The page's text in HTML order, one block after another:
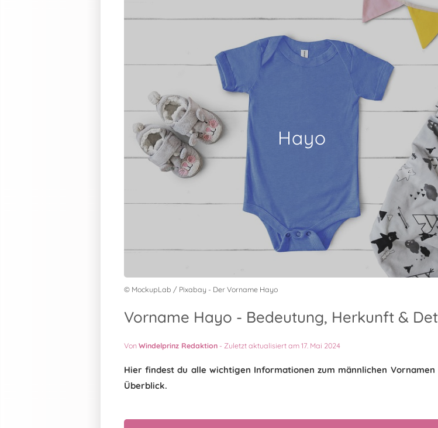
Hayo
© MockupLab / Pixabay - Der Vorname Hayo
Vorname Hayo - Bedeutung, Herkunft &
VonWindelprinz Redaktion - Zuletzt aktualisiert am 17. Mai 2024
Hier findest du alle wichtigen Informationen zum männlichen Vornamen
Überblick.